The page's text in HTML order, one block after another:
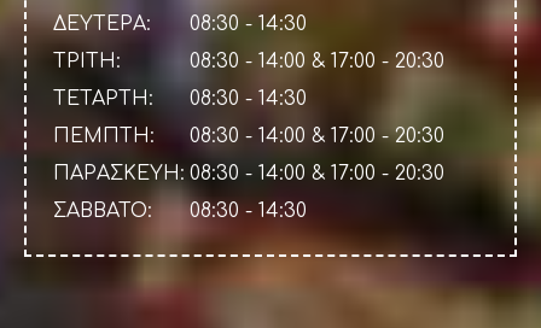
ΔΕΥΤΕΡΑ:
08:30 - 14:30
ΤΡΙΤΗ:
08:30 - 14:00 & 17:00 - 20:30
ΤΕΤΑΡΤΗ:
08:30 - 14:30
ΠΕΜΠΤΗ:
08:30 - 14:00 & 17:00 - 20:30
ΠΑΡΑΣΚΕΥΗ: 08:30 - 14:00 & 17:00 - 20:30
ΣΑΒΒΑΤΟ:
08:30 - 14:30